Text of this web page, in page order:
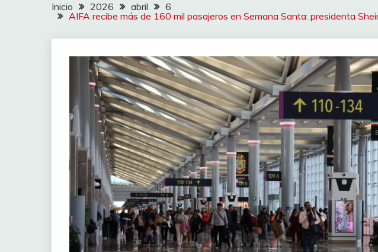
Inicio 2026 abril
6
AIFA recibe más de 160 mil pasajeros en Semana Santa: presidenta